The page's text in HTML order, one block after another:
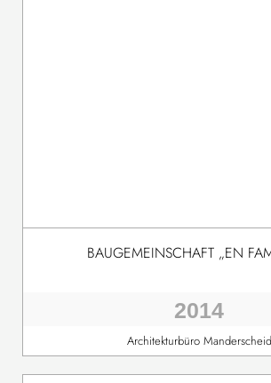
BAUGEMEINSCHAFT „EN
2014
Architekturbüro Manderscheid